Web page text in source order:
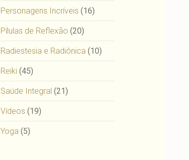
Personagens Incríveis (16)
Pílulas de Reflexão (20)
Radiestesia e Radiônica (10)
Reiki (45)
Saúde Integral (21)
Vídeos (19)
Yoga (5)